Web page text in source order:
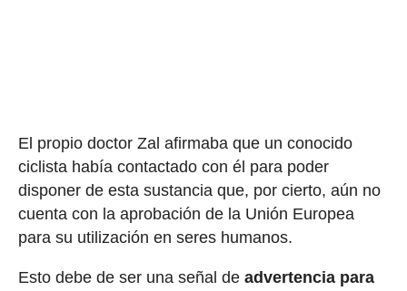
El propio doctor Zal afirmaba que un conocido
ciclista había contactado con él para poder
disponer de esta sustancia que, por cierto, aún no
cuenta con la aprobación de la Unión Europea
para su utilización en seres humanos.
Esto debe de ser una señal de advertencia para